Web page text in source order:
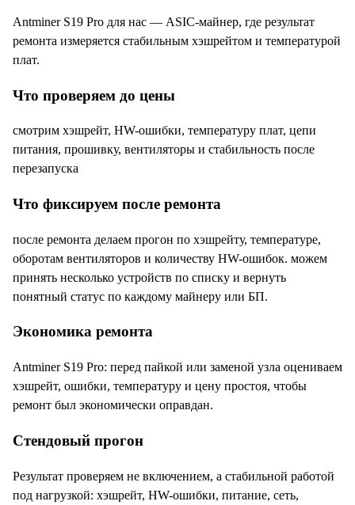
Antminer S19 Pro для нас — ASIC-майнер, где результат
ремонта измеряется стабильным хэшрейтом и температурой
плат.
Что проверяем до цены
смотрим хэшрейт, HW-ошибки, температуру плат, цепи
питания, прошивку, вентиляторы и стабильность после
перезапуска
Что фиксируем после ремонта
после ремонта делаем прогон по хэшрейту, температуре,
оборотам вентиляторов и количеству HW-ошибок. можем
принять несколько устройств по списку и вернуть
понятный статус по каждому майнеру или БП.
Экономика ремонта
Antminer S19 Pro: перед пайкой или заменой узла оцениваем
хэшрейт, ошибки, температуру и цену простоя, чтобы
ремонт был экономически оправдан.
Стендовый прогон
Результат проверяем не включением, а стабильной работой
под нагрузкой: хэшрейт, HW-ошибки, питание, сеть,